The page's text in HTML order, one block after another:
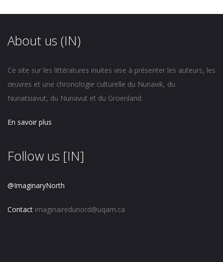
About us (IN)
Ce site sur les littératures inuites vise à présenter les auteurs, les
œuvres et une chronologie culturelle du Nunavik, du
Nunatsiavut, du Nunavut et du Groenland.
En savoir plus
Follow us [IN]
@ImaginaryNorth
Contact imaginairedunord@uqam.ca